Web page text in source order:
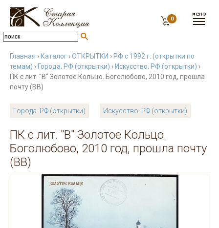
0
Главная › Каталог ›ОТКРЫТКИ › РФ с 1992 г. (открытки по
темам) › Города. РФ (открытки) › Искусство. РФ (открытки) ›
ПК с лит. "В" Золотое Кольцо. Боголюбово, 2010 год, прошла
почту (ВВ)
Города. РФ (открытки) Искусство. РФ (открытки)
ПК с лит. "В" Золотое Кольцо.
Боголюбово, 2010 год, прошла почту
(ВВ)